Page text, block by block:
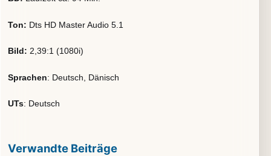
Ton: Dts HD Master Audio 5.1
Bild: 2,39:1 (1080i)
Sprachen: Deutsch, Dänisch
UTs: Deutsch
Verwandte Beiträge